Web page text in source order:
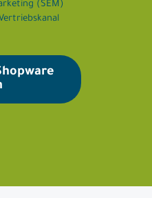
(SEM)